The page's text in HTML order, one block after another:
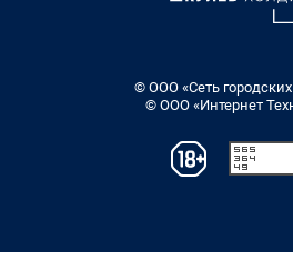
© ООО «Сеть городских
© ООО «Интернет